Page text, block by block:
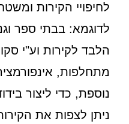
לחיפויי הקירות
לדוגמא: בבתי ספר
הלבד לקירות וע"י
מתחלפות,
נוספת, כדי ליצור
ניתן לצפות את